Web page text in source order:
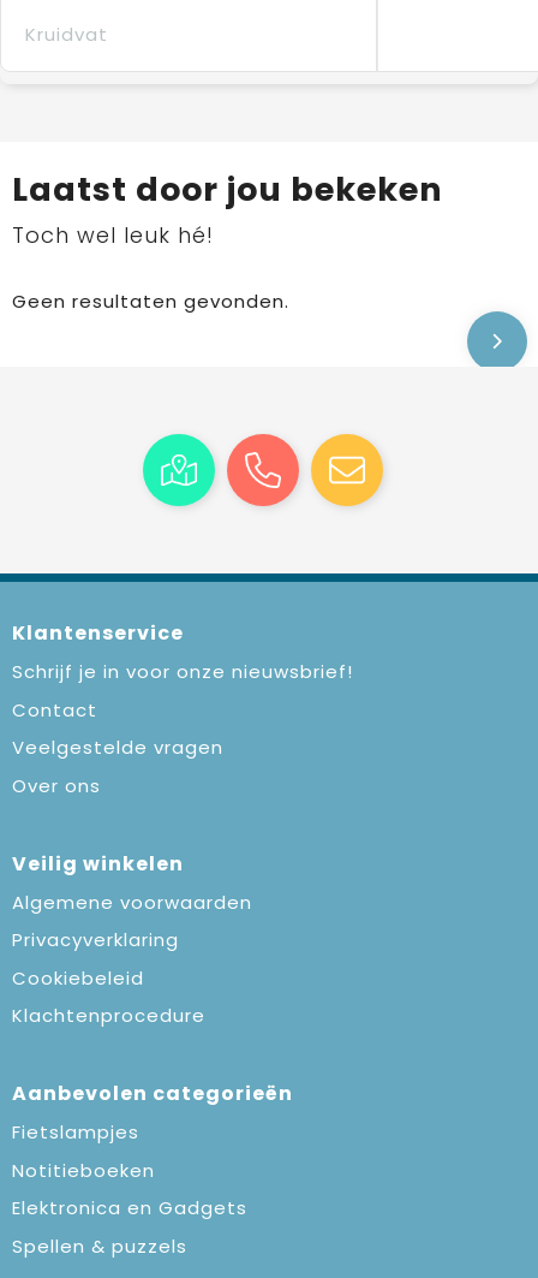
Kruidvat
Laatst door jou bekeken
Toch wel leuk hé!
Geen resultaten gevonden.
Klantenservice
Schrijf je in voor onze nieuwsbrief!
Contact
Veelgestelde vragen
Over ons
Veilig winkelen
Algemene voorwaarden
Privacyverklaring
Cookiebeleid
Klachtenprocedure
Aanbevolen categorieën
Fietslampjes
Notitieboeken
Elektronica en Gadgets
Spellen & puzzels